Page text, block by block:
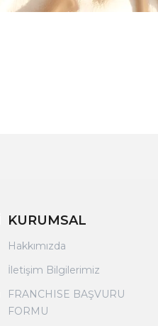
KURUMSAL
Hakkımızda
İletişim Bilgilerimiz
FRANCHISE BAŞVURU
FORMU